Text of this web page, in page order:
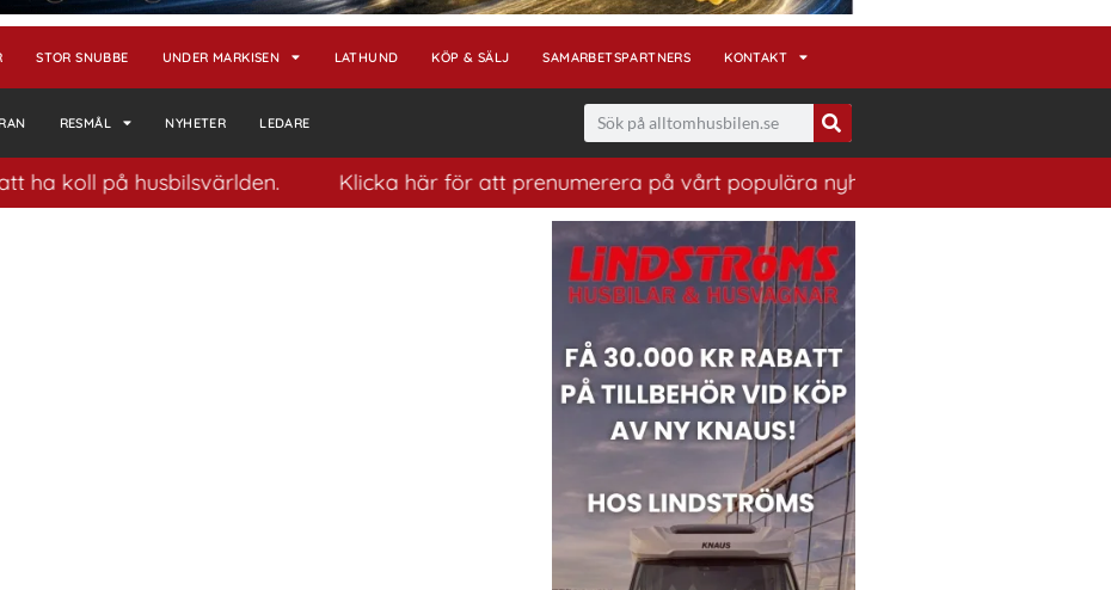
STOR SNUBBE UNDER MARKISEN LATHUND KÖP & SÄLJ SAMARBETSPARTNERS KONTAKT
RESMÅL NYHETER LEDARE
på husbilsvärlden. Klicka här för att prenumerera på vårt populära nyhetsbrev. Ett bra sätt att ha koll på